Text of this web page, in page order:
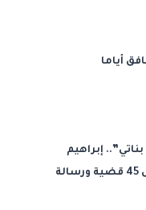
أياما
إبراهيم
سعيد يكشف كواليس 45 قضية ورسالة